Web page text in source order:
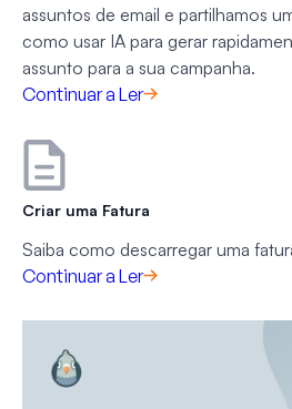
assuntos de email e partilhamos
como usar IA para gerar
assunto para a sua campanha.
Continuar a Ler
Criar uma Fatura
Saiba como descarregar uma
Continuar a Ler